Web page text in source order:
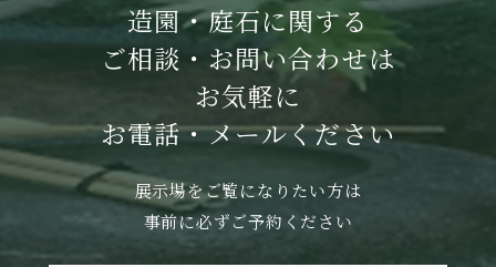
造園・庭石に関する
ご相談・お問い合わせは
お気軽に
お電話・メールください
展示場をご覧になりたい方は
事前に必ずご予約ください